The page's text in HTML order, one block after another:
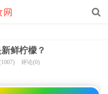
鲜柠檬？
评论(0)